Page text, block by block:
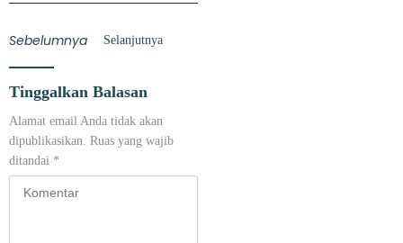
Sebelumnya Selanjutnya
Tinggalkan Balasan
Alamat email Anda tidak akan
dipublikasikan. Ruas yang wajib
ditandai *